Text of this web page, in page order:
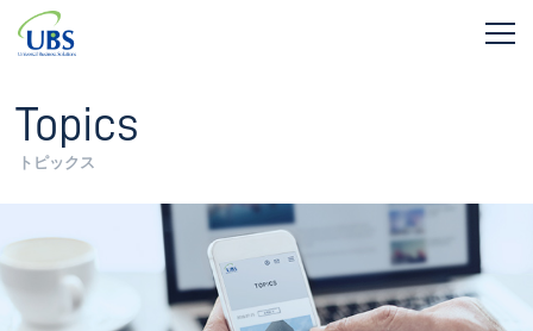
Topics
トピックス